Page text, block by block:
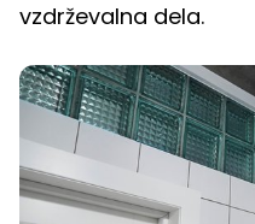
vzdrževalna dela.